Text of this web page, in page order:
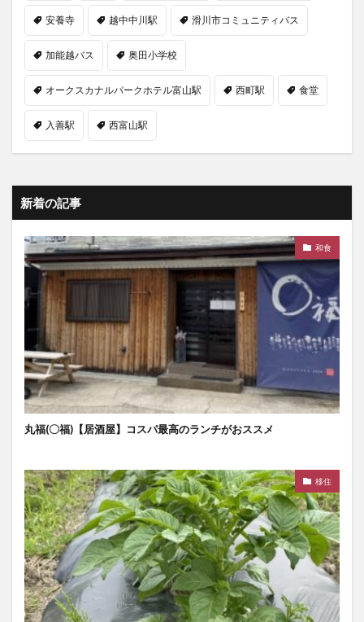
安養寺 越中中川駅 滑川市コミュニティバス
加能越バス 奥田小学校
オークスカナルパークホテル富山駅 西町駅 食堂
入善駅 西富山駅
新着の記事
和食
丸福(〇福)【居酒屋】コスパ最高のランチがおススメ
移住